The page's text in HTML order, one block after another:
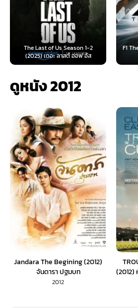
Season 1-2
สต์ ออฟ อัส
F1 The Movie (2025) F1 เดอะ
(พากย์ไทย)
ดูหนัง 2012
Jandara The Begining (2012)
จันดารา ปฐมบท
2012